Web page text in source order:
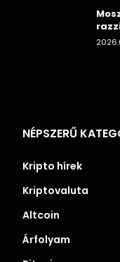
NÉPSZERŰ
Kripto hírek
Kriptovaluta
Altcoin
Árfolyam